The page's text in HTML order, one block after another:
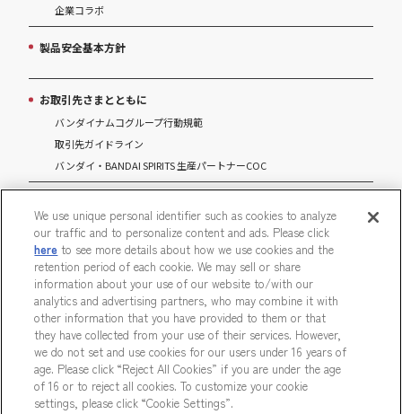
企業コラボ
製品安全基本方針
お取引先さまとともに
バンダイナムコグループ行動規範
取引先ガイドライン
バンダイ・BANDAI SPIRITS 生産パートナーCOC
パートナーシップ構築宣言
ウェブサイトご利用条件ソーシャルメディアポリシー
個人情報及び特定個人情報等の取り扱いに関する保護方針
Do Not Sell or Share My Personal Informationウェブアクセシビリティ方針
We use unique personal identifier such as cookies to analyze
our traffic and to personalize content and ads. Please click
here to see more details about how we use cookies and the
retention period of each cookie. We may sell or share
information about your use of our website to/with our
analytics and advertising partners, who may combine it with
other information that you have provided to them or that
they have collected from your use of their services. However,
we do not set and use cookies for our users under 16 years of
age. Please click “Reject All Cookies” if you are under the age
of 16 or to reject all cookies. To customize your cookie
settings, please click “Cookie Settings”.